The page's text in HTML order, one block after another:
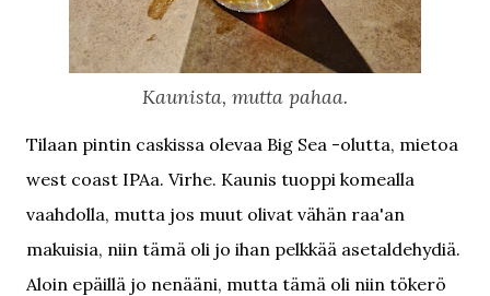
Kaunista, mutta pahaa.
Tilaan pintin caskissa olevaa Big Sea -olutta, mietoa
west coast IPAa. Virhe. Kaunis tuoppi komealla
vaahdolla, mutta jos muut olivat vähän raa'an
makuisia, niin tämä oli jo ihan pelkkää asetaldehydiä.
Aloin epäillä jo nenääni, mutta tämä oli niin tökerö